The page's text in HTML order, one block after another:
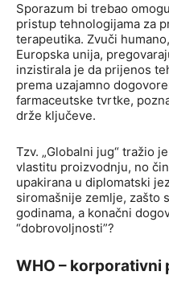
Sporazum bi trebao
pristup tehnologijama za
terapeutika. Zvuči
Europska unija,
inzistirala je da prijenos
prema uzajamno
farmaceutske tvrtke,
drže ključeve.
Tzv. „Globalni jug“ tražio
vlastitu proizvodnju, no
upakirana u diplomatski
siromašnije zemlje, zašto
godinama, a konačni
“dobrovoljnosti”?
WHO – korporativni